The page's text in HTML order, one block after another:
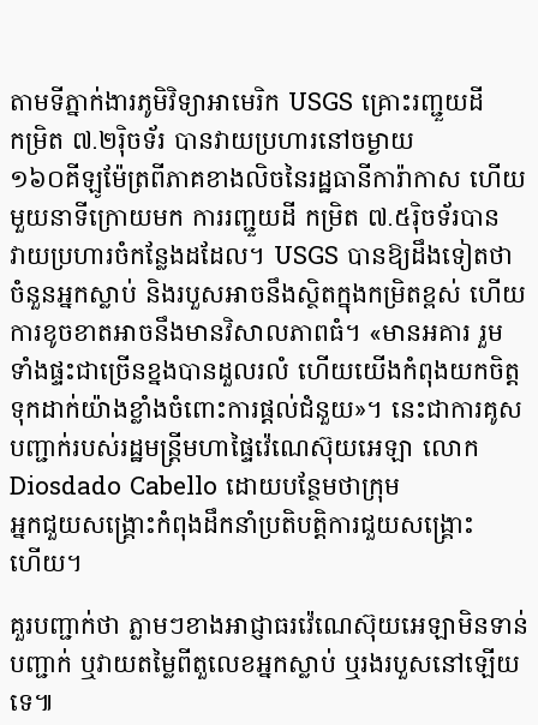
តាមទីភ្នាក់ងារភូមិវិទ្យាអាមេរិក USGS គ្រោះរញ្ជួយដី
កម្រិត ៧.២រ៉ិចទ័រ បានវាយប្រហារនៅចម្ងាយ
១៦០គីឡូម៉ែត្រពីភាគខាងលិចនៃរដ្ឋធានីការ៉ាកាស ហើយ
មួយនាទីក្រោយមក ការរញ្ជួយដី កម្រិត ៧.៥រ៉ិចទ័របាន
វាយប្រហារចំកន្លែងដដែល។ USGS បានឱ្យដឹងទៀតថា
ចំនួនអ្នកស្លាប់ និងរបួសអាចនឹងស្ថិតក្នុងកម្រិតខ្ពស់ ហើយ
ការខូចខាតអាចនឹងមានវិសាលភាពធំ។ «មានអគារ រួម
ទាំងផ្ទះជាច្រើនខ្នងបានដួលរលំ ហើយយើងកំពុងយកចិត្ត
ទុកដាក់យ៉ាងខ្លាំងចំពោះការផ្ដល់ជំនួយ»។ នេះជាការគូស
បញ្ជាក់របស់រដ្ឋមន្ត្រីមហាផ្ទៃវ៉េណេស៊ុយអេឡា លោក
Diosdado Cabello ដោយបន្ថែមថាក្រុម
អ្នកជួយសង្រ្គោះកំពុងដឹកនាំប្រតិបត្តិការជួយសង្រ្គោះ
ហើយ។
គួរបញ្ជាក់ថា ភ្លាមៗខាងអាជ្ញាធរវ៉េណេស៊ុយអេឡាមិនទាន់
បញ្ជាក់ ឬវាយតម្លៃពីតួលេខអ្នកស្លាប់ ឬរងរបួសនៅឡើយ
ទេ៕